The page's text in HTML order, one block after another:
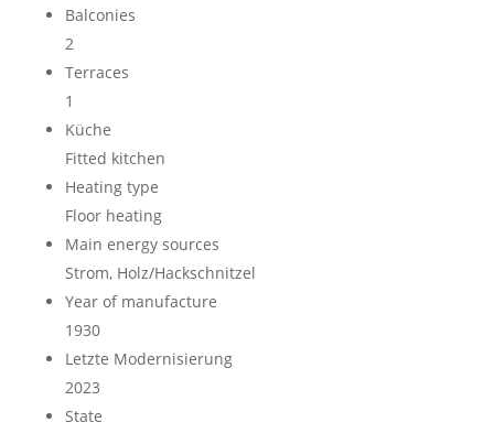
Balconies
2
Terraces
1
Küche
Fitted kitchen
Heating type
Floor heating
Main energy sources
Strom, Holz/Hackschnitzel
Year of manufacture
1930
Letzte Modernisierung
2023
State